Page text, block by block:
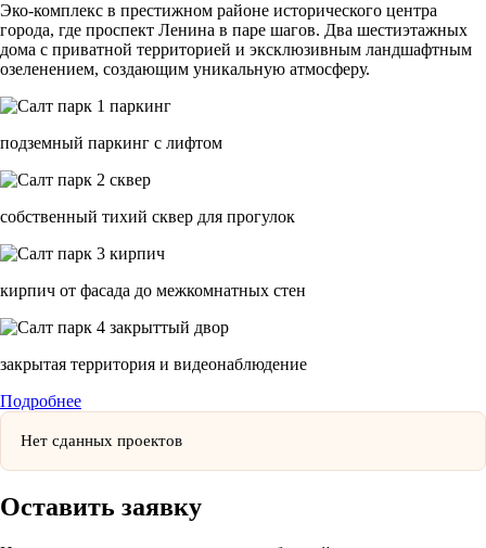
Эко-комплекс в престижном районе исторического центра
города, где проспект Ленина в паре шагов. Два шестиэтажных
дома с приватной территорией и эксклюзивным ландшафтным
озеленением, создающим уникальную атмосферу.
подземный паркинг с лифтом
cобственный тихий сквер для прогулок
кирпич от фасада до межкомнатных стен
закрытая территория и видеонаблюдение
Подробнее
Нет сданных проектов
Оставить заявку